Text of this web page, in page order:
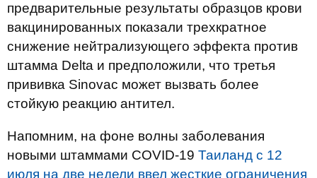
предварительные результаты образцов крови
вакцинированных показали трехкратное
снижение нейтрализующего эффекта против
штамма Delta и предположили, что третья
прививка Sinovac может вызвать более
стойкую реакцию антител.
Напомним, на фоне волны заболевания
новыми штаммами COVID-19 Таиланд с 12
июля на две недели ввел жесткие ограничения